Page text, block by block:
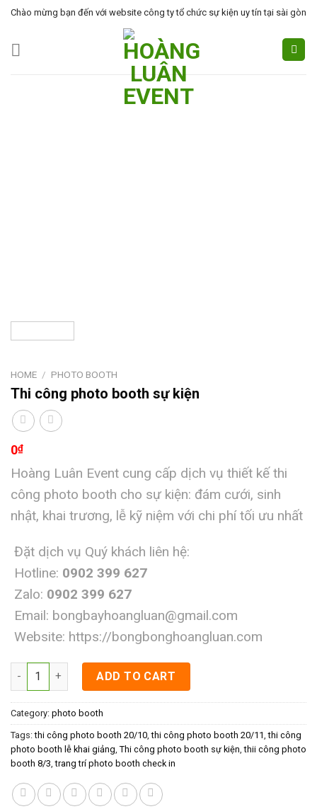
Skip
content
Chào mừng bạn đến với website công ty tổ chức sự kiện uy tín tại sài gòn
HOME / PHOTO BOOTH
Thi công photo booth sự kiện
0₫
Hoàng Luân Event cung cấp dịch vụ thiết kế thi
công photo booth cho sự kiện: đám cưới, sinh
nhật, khai trương, lễ kỹ niệm với chi phí tối ưu nhất
Đặt dịch vụ Quý khách liên hệ:
Hotline: 0902 399 627
Zalo: 0902 399 627
Email: bongbayhoangluan@gmail.com
Website: https://bongbonghoangluan.com
Thi công photo booth sự kiện quantity
ADD TO CART
Category: photo booth
Tags:thi công photo booth 20/10 ,thi công photo booth 20/11 ,thi công
photo booth lễ khai giảng Thi công photo booth sự kiện ,thii công photo
booth 8/3 ,trang trí photo booth check in